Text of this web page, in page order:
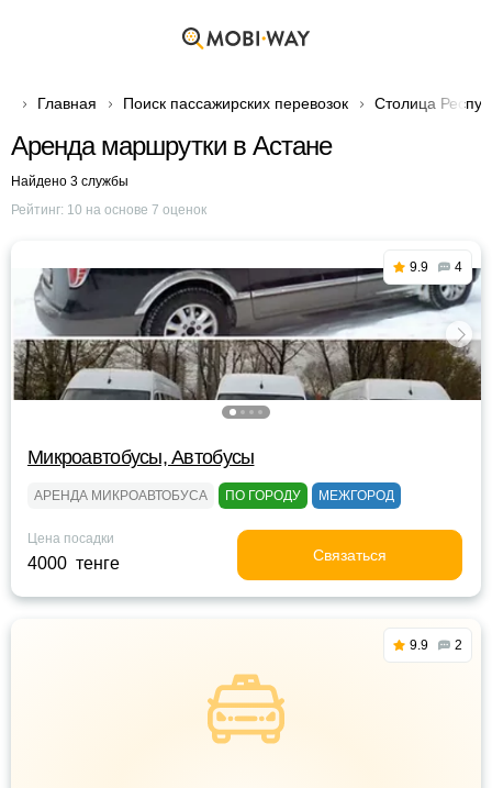
Главная Поиск пассажирских перевозок Столица
Аренда маршрутки в Астане
Найдено 3 службы
Рейтинг: 10 на основе 7 оценок
9.9 4
Микроавтобусы, Автобусы
АРЕНДА МИКРОАВТОБУСА ПО ГОРОДУ МЕЖГОРОД
Цена посадки
4000 тенге Связаться
9.9 2